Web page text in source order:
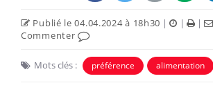
Publié le 04.04.2024 à 18h30 | | |
Commenter
Mots clés : préférence alimentation